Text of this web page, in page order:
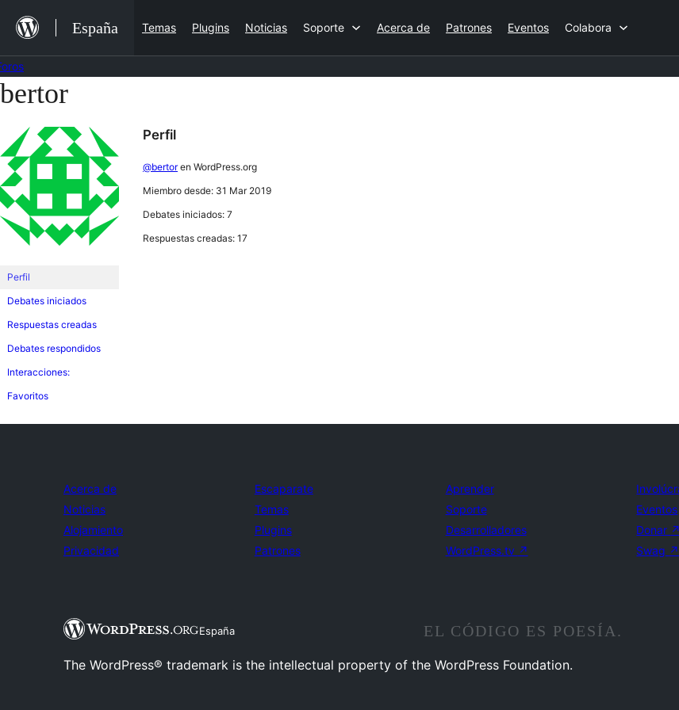
contenido
España Temas Plugins Noticias Soporte Acerca de Patrones Eventos Colabora
Saltar
contenido
bertor
Perfil
Debates iniciados
Respuestas creadas
Debates respondidos
Interacciones:
Favoritos
Perfil
@bertoren WordPress.org
Miembro desde: 31 Mar 2019
Debates iniciados: 7
Respuestas creadas: 17
Acerca de
Noticias
Alojamiento
Privacidad
Escaparate
Temas
Plugins
Patrones
Aprender
Soporte
Desarrolladores
WordPress.tv ↗
Eventos
Donar ↗
Swag ↗
España EL CÓDIGO ES POESÍA.
The WordPress® trademark is the intellectual property of the WordPress Foundation.